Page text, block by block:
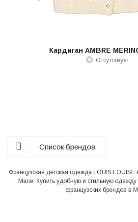
Кардиган AMBRE
Отсутствует
Список брендов
Французская детская одежда LOUIS LOUISE
Marie. Купить удобную и стильную
французских брендов в